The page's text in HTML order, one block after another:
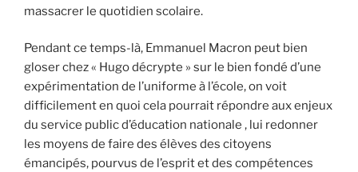
massacrer le quotidien scolaire.
Pendant ce temps-là, Emmanuel Macron peut bien
gloser chez « Hugo décrypte » sur le bien fondé d’une
expérimentation de l’uniforme à l’école, on voit
difficilement en quoi cela pourrait répondre aux enjeux
du service public d’éducation nationale , lui redonner
les moyens de faire des élèves des citoyens
émancipés, pourvus de l’esprit et des compétences